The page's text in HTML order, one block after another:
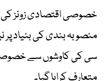
خصوصی اقتصادی زونز کی
منصوبہ بندی کی بنیاد پر
سی کی کاوشوں سے خصوصی
متعارف کرایا گیا۔